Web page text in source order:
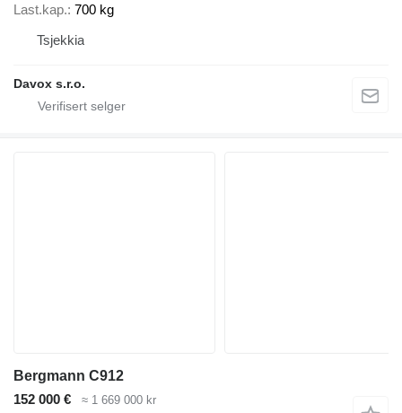
Last.kap. 700 kg
Tsjekkia
Davox s.r.o.
Bergmann C912
152 000 €
≈ 1 669 000 kr